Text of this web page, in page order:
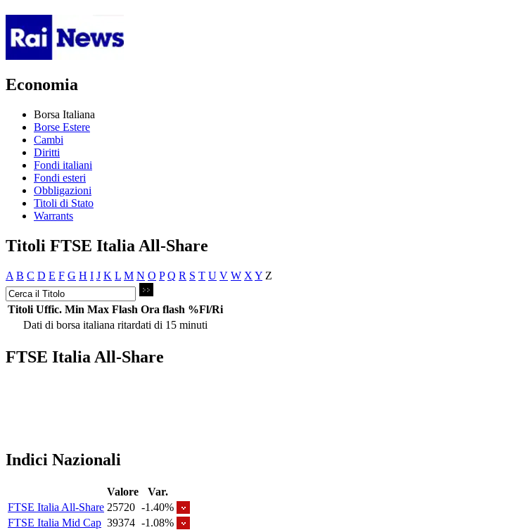
Economia
Borsa Italiana
Borse Estere
Cambi
Diritti
Fondi italiani
Fondi esteri
Obbligazioni
Titoli di Stato
Warrants
Titoli FTSE Italia All-Share
A B C D E F G H I J K L M N O P Q R S T U V W X Y Z
Titoli Uffic. Min Max Flash Ora flash %Fl/Ri
Dati di borsa italiana ritardati di 15 minuti
FTSE Italia All-Share
Indici Nazionali
Valore
Var.
FTSE Italia All-Share 25720 -1.40%
FTSE Italia Mid Cap 39374 -1.08%